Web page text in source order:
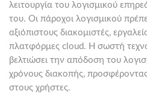
λειτουργία του λογισμικού
του. Οι πάροχοι λογισμικού
αξιόπιστους διακομιστές,
πλατφόρμες cloud. Η σωστή
βελτιώσει την απόδοση του
χρόνους διακοπής,
στους χρήστες.